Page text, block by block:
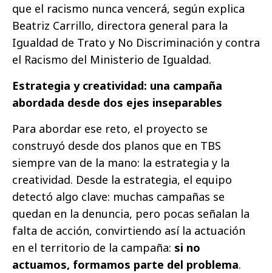
que el racismo nunca vencerá, según explica
Beatriz Carrillo, directora general para la
Igualdad de Trato y No Discriminación y contra
el Racismo del Ministerio de Igualdad.
Estrategia y creatividad: una campaña
abordada desde dos ejes inseparables
Para abordar ese reto, el proyecto se
construyó desde dos planos que en TBS
siempre van de la mano: la estrategia y la
creatividad. Desde la estrategia, el equipo
detectó algo clave: muchas campañas se
quedan en la denuncia, pero pocas señalan la
falta de acción, convirtiendo así la actuación
en el territorio de la campaña: si no
actuamos, formamos parte del problema.